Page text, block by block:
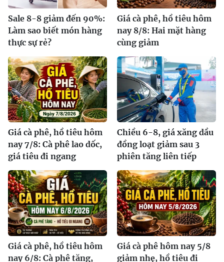
Sale 8-8 giảm đến 90%:
Làm sao biết món hàng
thực sự rẻ?
Giá cà phê, hồ tiêu hôm
nay 8/8: Hai mặt hàng
cùng giảm
Giá cà phê, hồ tiêu hôm
nay 7/8: Cà phê lao dốc,
giá tiêu đi ngang
Chiều 6-8, giá xăng dầu
đồng loạt giảm sau 3
phiên tăng liên tiếp
Giá cà phê, hồ tiêu hôm
nay 6/8: Cà phê tăng,
Giá cà phê hôm nay 5/8
giảm nhẹ, hồ tiêu đi